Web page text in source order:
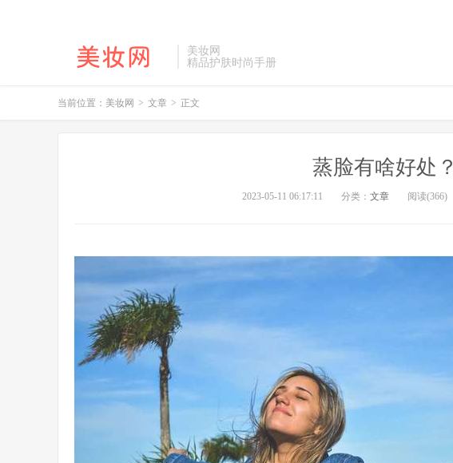
美妆网
精品护肤时尚手册
当前位置： 美妆网 > 文章 > 正文
蒸脸有啥好处？
2023-05-11 06:17:11 分类： 文章 阅读(366)